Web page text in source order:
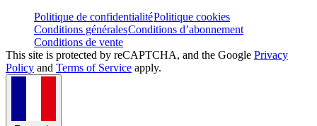
Politique de confidentialitéPolitique cookies
Conditions généralesConditions d’abonnement
Conditions de vente
This site is protected by reCAPTCHA, and the Google Privacy
Policy and Terms of Service apply.